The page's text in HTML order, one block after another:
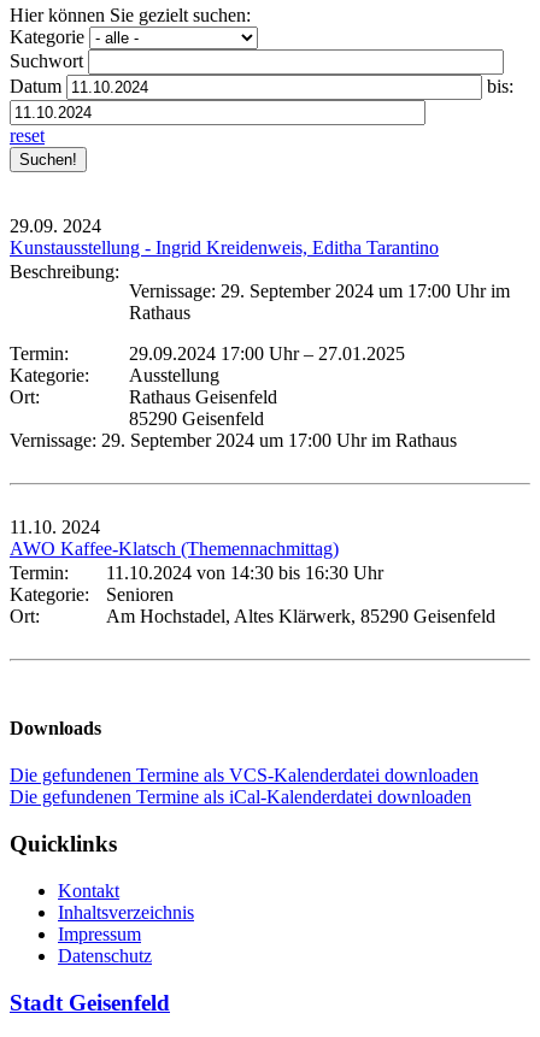
Hier können Sie gezielt suchen:
Kategorie
Suchwort
Datum
bis:
reset
29.09. 2024
Kunstausstellung - Ingrid Kreidenweis, Editha Tarantino
Beschreibung:
Vernissage: 29. September 2024 um 17:00 Uhr im
Rathaus
Termin:
29.09.2024 17:00 Uhr– 27.01.2025
Kategorie:
Ausstellung
Ort:
Rathaus Geisenfeld
85290 Geisenfeld
Vernissage: 29. September 2024 um 17:00 Uhr im Rathaus
11.10. 2024
AWO Kaffee-Klatsch (Themennachmittag)
Termin:
11.10.2024 von 14:30 bis 16:30 Uhr
Kategorie:
Senioren
Ort:
Am Hochstadel, Altes Klärwerk, 85290 Geisenfeld
Downloads
Die gefundenen Termine als VCS-Kalenderdatei downloaden
Die gefundenen Termine als iCal-Kalenderdatei downloaden
Quicklinks
Kontakt
Inhaltsverzeichnis
Impressum
Datenschutz
Stadt Geisenfeld